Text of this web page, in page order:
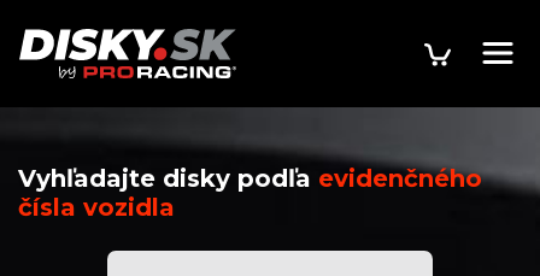
Vyhľadajte disky podľa evidenčného
čísla vozidla